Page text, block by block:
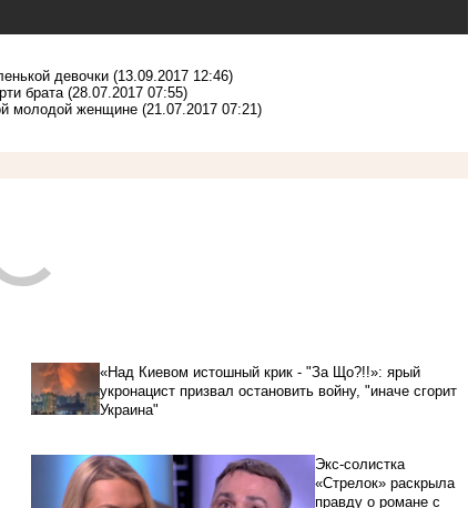
девочки (13.09.2017 12:46)
брата (28.07.2017 07:55)
молодой женщине (21.07.2017 07:21)
«Над Киевом истошный крик - "За Що?!!»: ярый
укронацист призвал остановить войну, "иначе сгорит
Украина"
Экс-солистка
«Стрелок» раскрыла
правду о романе с